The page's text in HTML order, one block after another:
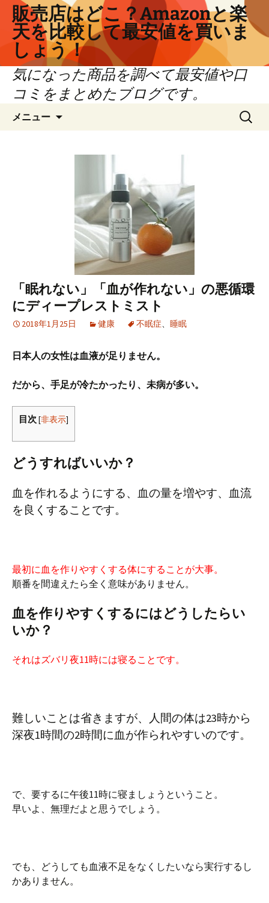
ツ
販売店はどこ？Amazonと楽
天を比較して最安値を買いま
しょう！
気になった商品を調べて最安値や口
コミをまとめたブログです。
メニュー
検
索:
「眠れない」「血が作れない」の悪循環
にディープレストミスト
2018年1月25日 健康 不眠症、 睡眠
日本人の女性は血液が足りません。
だから、手足が冷たかったり、未病が多い。
目次 [非表示]
どうすればいいか？
血を作れるようにする、血の量を増やす、血流
を良くすることです。
最初に血を作りやすくする体にすることが大事。
順番を間違えたら全く意味がありません。
血を作りやすくするにはどうしたらい
いか？
それはズバリ夜11時には寝ることです。
難しいことは省きますが、人間の体は23時から
深夜1時間の2時間に血が作られやすいのです。
で、要するに午後11時に寝ましょうということ。
早いよ、無理だよと思うでしょう。
でも、どうしても血液不足をなくしたいなら実行するし
かありません。